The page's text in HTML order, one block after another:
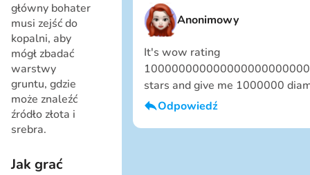
główny bohater
musi zejść do
kopalni, aby
mógł zbadać
warstwy
gruntu, gdzie
może znaleźć
źródło złota i
srebra.
Jak grać
Anonimowy
It's wow rating
stars and give me 1000000
Odpowiedź
Jestem chłopcem